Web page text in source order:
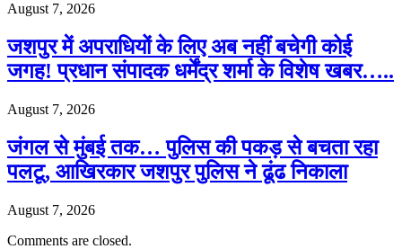
August 7, 2026
जशपुर में अपराधियों के लिए अब नहीं बचेगी कोई
जगह! प्रधान संपादक धर्मेंद्र शर्मा के विशेष खबर…..
August 7, 2026
जंगल से मुंबई तक… पुलिस की पकड़ से बचता रहा
पलटू, आखिरकार जशपुर पुलिस ने ढूंढ निकाला
August 7, 2026
Comments are closed.